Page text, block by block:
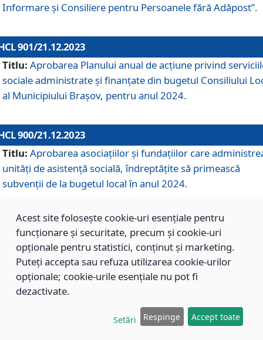
Informare și Consiliere pentru Persoanele fără Adăpost”.
901/21.12.2023
Titlu: Aprobarea Planului anual de acțiune privind
sociale administrate și finanțate din bugetul Consiliului
al Municipiului Brașov, pentru anul 2024.
900/21.12.2023
Titlu: Aprobarea asociațiilor şi fundațiilor care
unități de asistenţă socială, îndreptăţite să primească
subvenţii de la bugetul local în anul 2024.
899/21.12.2023
Aprobarea standardelor de cost pentru serviciile
sociale furnizate în cadrul Direcției de Asistență Socială
Brașov, pentru anul 2024.
Modificarea Anexei la H.C.L. nr. 91 din 09.02.2018,
Acest site folosește cookie-uri esențiale pentru
funcționare și securitate, precum și cookie-uri
opționale pentru statistici, conținut și marketing.
Puteți accepta sau refuza utilizarea cookie-urilor
opționale; cookie-urile esențiale nu pot fi
dezactivate.
Setări Respinge Accept toate